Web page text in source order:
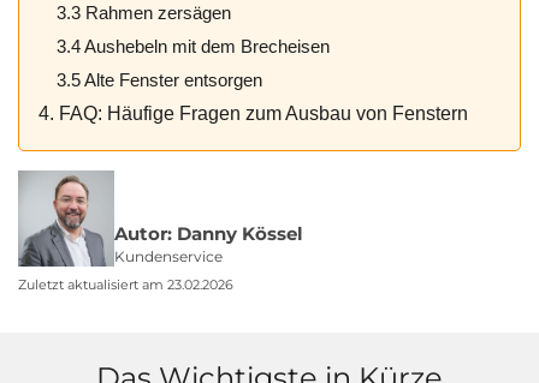
3.3 Rahmen zersägen
3.4 Aushebeln mit dem Brecheisen
3.5 Alte Fenster entsorgen
4. FAQ: Häufige Fragen zum Ausbau von Fenstern
Autor: Danny Kössel
Kundenservice
Zuletzt aktualisiert am 23.02.2026